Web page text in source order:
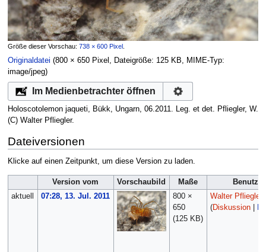
Größe dieser Vorschau: 738 × 600 Pixel
Originaldatei (800 × 650 Pixel, Dateigröße: 125 KB, MIME-Typ:
image/jpeg)
Im Medienbetrachter öffnen
Holoscotolemon jaqueti, Bükk, Ungarn, 06.2011. Leg. et det. Pfliegler, W.
(C) Walter Pfliegler.
Dateiversionen
Klicke auf einen Zeitpunkt, um diese Version zu laden.
Version vom Vorschaubild Maße
Benutzer
aktuell
07:28, 13. Jul. 2011
800 ×
650
(125 KB)
Walter Pfliegler
(Diskussion|